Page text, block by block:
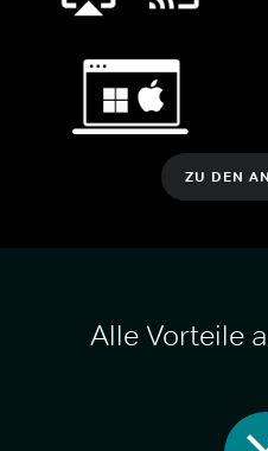
ZU DEN
Alle Vorteile